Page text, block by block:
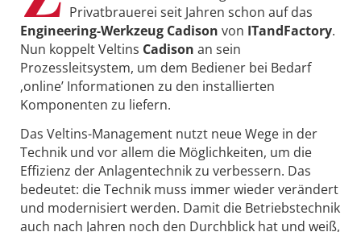
Privatbrauerei seit Jahren schon auf das
Engineering-Werkzeug Cadison von ITandFactory.
Nun koppelt Veltins Cadison an sein
Prozessleitsystem, um dem Bediener bei Bedarf
‚online’ Informationen zu den installierten
Komponenten zu liefern.
Das Veltins-Management nutzt neue Wege in der
Technik und vor allem die Möglichkeiten, um die
Effizienz der Anlagentechnik zu verbessern. Das
bedeutet: die Technik muss immer wieder verändert
und modernisiert werden. Damit die Betriebstechnik
auch nach Jahren noch den Durchblick hat und weiß,